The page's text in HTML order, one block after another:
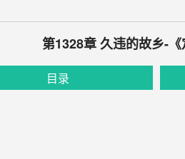
第1328章 久违的故乡-《
目录